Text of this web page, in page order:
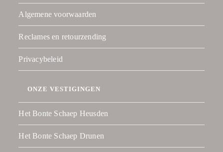
Algemene voorwaarden
Reclames en retourzending
Privacybeleid
ONZE VESTIGINGEN
Het Bonte Schaep Heusden
Het Bonte Schaep Drunen